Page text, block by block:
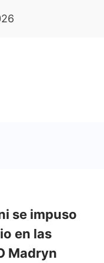
se impuso
en las
Madryn